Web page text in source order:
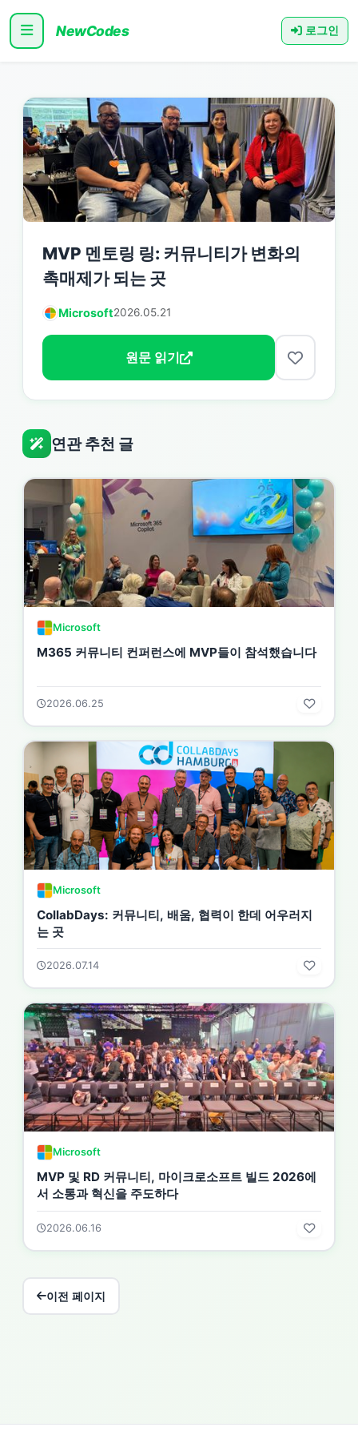
NewCodes 로그인
MVP 멘토링 링: 커뮤니티가 변화의
촉매제가 되는 곳
Microsoft2026.05.21
원문 읽기
연관 추천 글
Microsoft
M365 커뮤니티 컨퍼런스에 MVP들이 참석했습니다
2026.06.25
Microsoft
CollabDays: 커뮤니티, 배움, 협력이 한데 어우러지
는 곳
2026.07.14
Microsoft
MVP 및 RD 커뮤니티, 마이크로소프트 빌드 2026에
서 소통과 혁신을 주도하다
2026.06.16
이전 페이지